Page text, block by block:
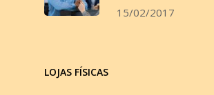
15/02/2017
LOJAS FÍSICAS